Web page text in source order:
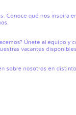
Conoce qué nos inspira
Únete al equipo y
vacantes
sobre nosotros en